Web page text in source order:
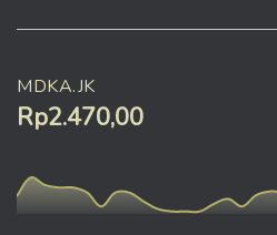
MDKA.JK
Rp2.470,00